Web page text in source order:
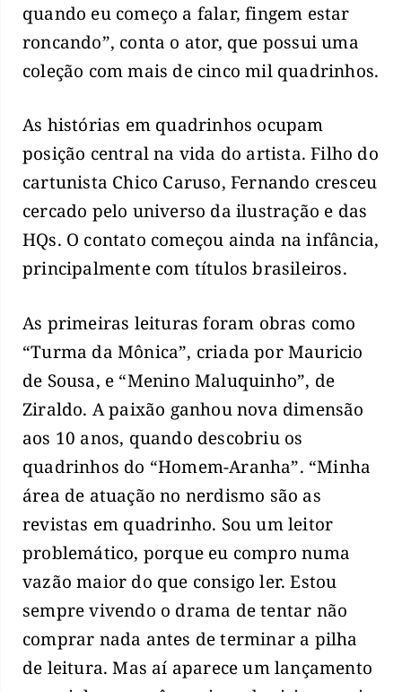
quando eu começo a falar, fingem estar
roncando”, conta o ator, que possui uma
coleção com mais de cinco mil quadrinhos.
As histórias em quadrinhos ocupam
posição central na vida do artista. Filho do
cartunista Chico Caruso, Fernando cresceu
cercado pelo universo da ilustração e das
HQs. O contato começou ainda na infância,
principalmente com títulos brasileiros.
As primeiras leituras foram obras como
“Turma da Mônica”, criada por Mauricio
de Sousa, e “Menino Maluquinho”, de
Ziraldo. A paixão ganhou nova dimensão
aos 10 anos, quando descobriu os
quadrinhos do “Homem-Aranha”. “Minha
área de atuação no nerdismo são as
revistas em quadrinho. Sou um leitor
problemático, porque eu compro numa
vazão maior do que consigo ler. Estou
sempre vivendo o drama de tentar não
comprar nada antes de terminar a pilha
de leitura. Mas aí aparece um lançamento